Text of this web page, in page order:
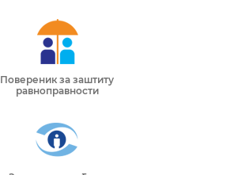
Повереник за заштиту
равноправности